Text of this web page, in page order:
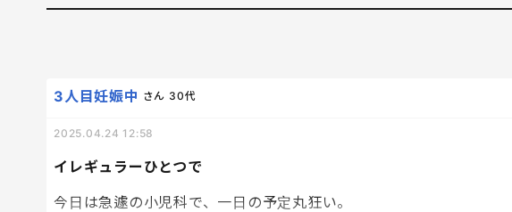
イレギュラーひとつで
3人目妊娠中 さん 30代
2025.04.24 12:58
今日は急遽の小児科で、一日の予定丸狂い。